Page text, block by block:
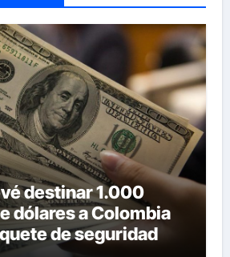
destinar 1.000
dólares a Colombia
de seguridad